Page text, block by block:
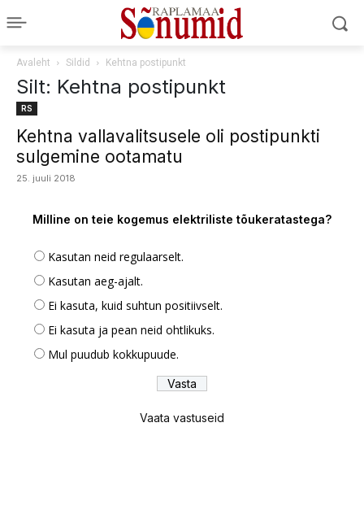
Avaleht Sildid Kehtna postipunkt
Silt: Kehtna postipunkt
RS
Kehtna vallavalitsusele oli postipunkti
sulgemine ootamatu
25. juuli 2018
Milline on teie kogemus elektriliste tõukeratastega?
Kasutan neid regulaarselt.
Kasutan aeg-ajalt.
Ei kasuta, kuid suhtun positiivselt.
Ei kasuta ja pean neid ohtlikuks.
Mul puudub kokkupuude.
Vaata vastuseid